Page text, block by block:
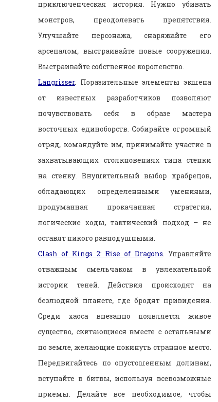
приключенческая история. Нужно убивать
монстров, преодолевать препятствия.
Улучшайте персонажа, снаряжайте его
арсеналом, выстраивайте новые сооружения.
Выстраивайте собственное королевство.
Langrisser. Поразительные элементы экшена
от известных разработчиков позволяют
почувствовать себя в образе мастера
восточных единоборств. Собирайте огромный
отряд, командуйте им, принимайте участие в
захватывающих столкновениях типа стенки
на стенку. Внушительный выбор храбрецов,
обладающих определенными умениями,
продуманная прокачанная стратегия,
логические ходы, тактический подход – не
оставят никого равнодушными.
Clash of Kings 2: Rise of Dragons. Управляйте
отважным смельчаком в увлекательной
истории теней. Действия происходят на
безлюдной планете, где бродят привидения.
Среди хаоса внезапно появляется живое
существо, скитающиеся вместе с остальными
по земле, желающие покинуть странное место.
Передвигайтесь по опустошенным долинам,
вступайте в битвы, используя всевозможные
приемы. Делайте все необходимое, чтобы